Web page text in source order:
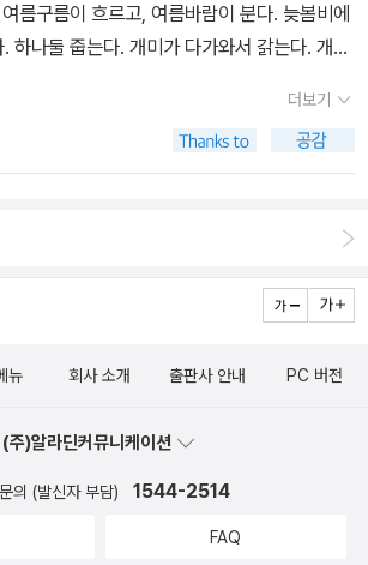
름구름이 흐르고, 여름바람이 분다. 늦봄비에
하나둘 줍는다. 개미가 다가와서 갉는다. 개미
이슬도 먹지. 빗물이 적시고 씻는다. 빗물과 함
. 《소나기 저편, 뉴욕의 어느 날》을 돌아본
안 가린다. 비는 푸른별 어디에나 내린다. 때
도 사람을 멀리한다. 더 빨리 내달릴 길은 이제
)을 더 많이 써야 하기에 빛줄(송전선)을 잔뜩
말자. 앞으로는 빛과 빛줄과 빛터(발전소)를 모
와 서울·큰고장을 다 줄이는 작은마을과 작은
형아파트단지)부터 줄여서 “나무를 심는 마당
릴 때이다. 밭흙을 누리는 작은집에서 살아야
ㅍㄹㄴ글 : 숲노래·파란놀(최종규).
더보기
뉴 회사 소개 출판사 안내 PC 버전
(주)알라딘커뮤니케이션
의 (발신자 부담) 1544-2514
FAQ